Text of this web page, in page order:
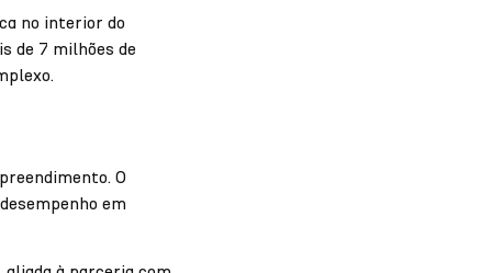
no interior do
de 7 milhões de
O
em